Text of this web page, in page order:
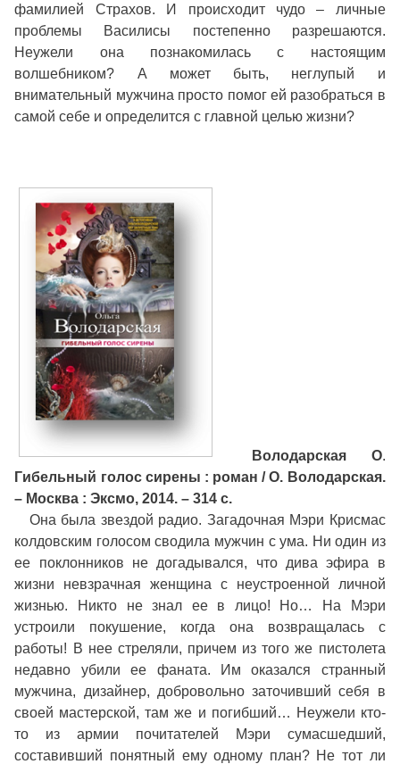
фамилией Страхов. И происходит чудо – личные
проблемы Василисы постепенно разрешаются.
Неужели она познакомилась с настоящим
волшебником? А может быть, неглупый и
внимательный мужчина просто помог ей разобраться в
самой себе и определится с главной целью жизни?
Володарская О.
Гибельный голос сирены : роман / О. Володарская.
– Москва : Эксмо, 2014. – 314 с.
Она была звездой радио. Загадочная Мэри Крисмас
колдовским голосом сводила мужчин с ума. Ни один из
ее поклонников не догадывался, что дива эфира в
жизни невзрачная женщина с неустроенной личной
жизнью. Никто не знал ее в лицо! Но… На Мэри
устроили покушение, когда она возвращалась с
работы! В нее стреляли, причем из того же пистолета
недавно убили ее фаната. Им оказался странный
мужчина, дизайнер, добровольно заточивший себя в
своей мастерской, там же и погибший… Неужели кто-
то из армии почитателей Мэри сумасшедший,
составивший понятный ему одному план? Не тот ли